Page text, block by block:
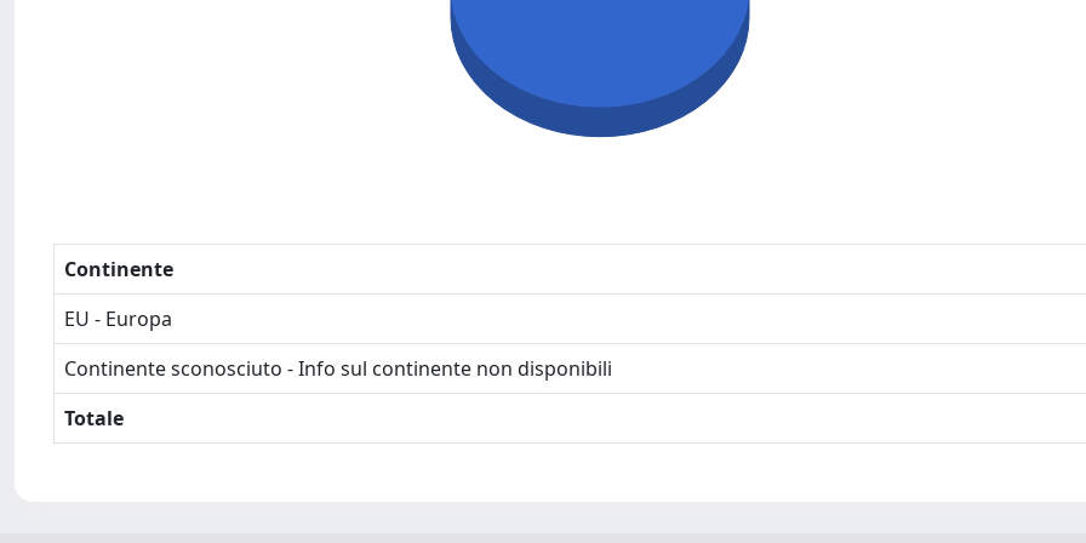
Continente
EU - Europa
Continente sconosciuto - Info sul continente non disponibili
Totale